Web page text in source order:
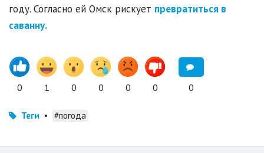
году. Согласно ей Омск рискует превратиться в
саванну.
0 1 0 0 0 0 0
Теги • #погода